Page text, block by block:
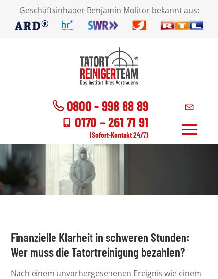
Geschäftsinhaber Benjamin Molitor bekannt aus:
0800 - 998 88 89
0170 – 261 71 91
(Sofort-Kontakt 24/7)
Finanzielle Klarheit in schweren Stunden:
Wer muss die Tatortreinigung bezahlen?
Nach einem unvorhergesehenen Ereignis wie einem